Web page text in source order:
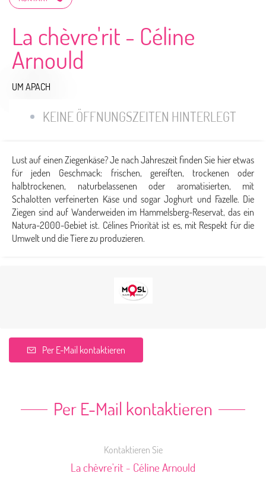
La chèvre'rit - Céline
Arnould
UM APACH
KEINE ÖFFNUNGSZEITEN HINTERLEGT
Lust auf einen Ziegenkäse? Je nach Jahreszeit finden Sie hier etwas
für jeden Geschmack: frischen, gereiften, trockenen oder
halbtrockenen, naturbelassenen oder aromatisierten, mit
Schalotten verfeinerten Käse und sogar Joghurt und Fazelle. Die
Ziegen sind auf Wanderweiden im Hammelsberg-Reservat, das ein
Natura-2000-Gebiet ist. Célines Priorität ist es, mit Respekt für die
Umwelt und die Tiere zu produzieren.
Per E-Mail kontaktieren
Per E-Mail kontaktieren
Kontaktieren Sie
La chèvre'rit - Céline Arnould